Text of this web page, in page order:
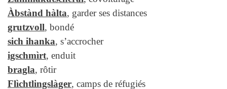
Àbstànd hàlta, garder ses distances
grutzvoll, bondé
sich ihanka, s’accrocher
igschmìrt, enduit
bragla, rôtir
Flìchtlingslàger, camps de réfugiés